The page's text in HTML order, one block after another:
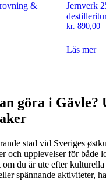
&
Jernverk
kr. 890,00
Läs mer
göra i Gävle?
stad vid Sveriges
och upplevelser för både
om du är ute efter kulturella
spännande aktiviteter,